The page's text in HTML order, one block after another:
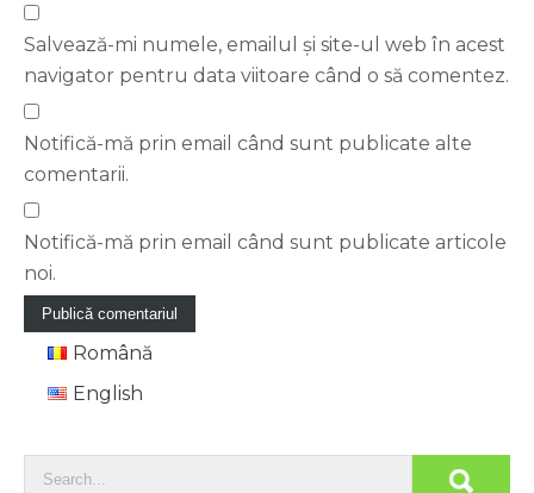
Salvează-mi numele, emailul și site-ul web în acest
navigator pentru data viitoare când o să comentez.
Notifică-mă prin email când sunt publicate alte
comentarii.
Notifică-mă prin email când sunt publicate articole
noi.
Română
English